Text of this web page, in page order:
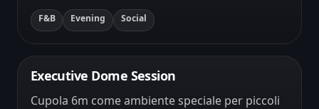
F&B Evening Social
Executive Dome Session
Cupola 6m come ambiente speciale per piccoli